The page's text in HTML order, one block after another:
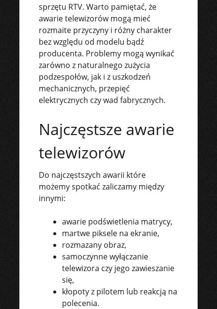
sprzętu RTV. Warto pamiętać, że
awarie telewizorów mogą mieć
rozmaite przyczyny i różny charakter
bez względu od modelu bądź
producenta. Problemy mogą wynikać
zarówno z naturalnego zużycia
podzespołów, jak i z uszkodzeń
mechanicznych, przepięć
elektrycznych czy wad fabrycznych.
Najczęstsze awarie
telewizorów
Do najczęstszych awarii które
możemy spotkać zaliczamy między
innymi:
awarie podświetlenia matrycy,
martwe piksele na ekranie,
rozmazany obraz,
samoczynne wyłączanie
telewizora czy jego zawieszanie
się,
kłopoty z pilotem lub reakcją na
polecenia.